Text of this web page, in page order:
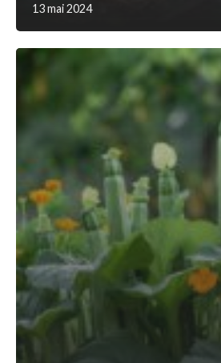
13 mai 2024